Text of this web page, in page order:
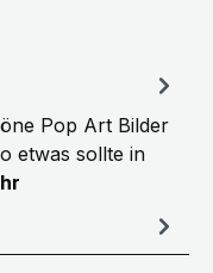
Pop Art Bilder
etwas sollte in